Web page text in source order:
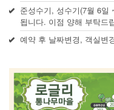
준성수기, 성수기(7월 6일
됩니다. 이점 양해 부탁드
예약 후 날짜변경, 객실변